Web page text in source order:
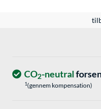
CO2-neutral
1(gennem kompensation)